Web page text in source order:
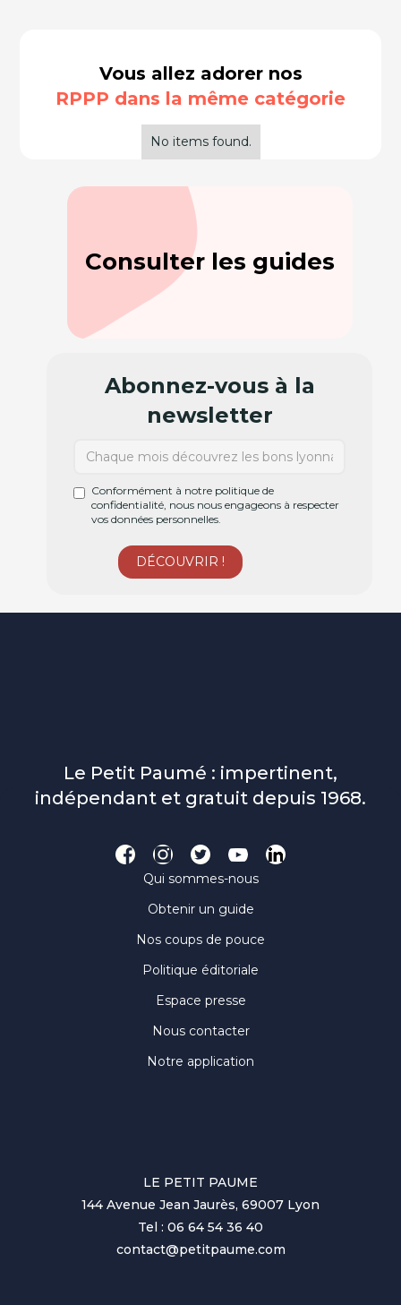
Vous allez adorer nos
RPPP dans la même catégorie
No items found.
Consulter les guides
Abonnez-vous à la
newsletter
Conformément à notre politique de
confidentialité, nous nous engageons à respecter
vos données personnelles.
Le Petit Paumé : impertinent,
indépendant et gratuit depuis 1968.
Qui sommes-nous
Obtenir un guide
Nos coups de pouce
Politique éditoriale
Espace presse
Nous contacter
Notre application
LE PETIT PAUME
144 Avenue Jean Jaurès, 69007 Lyon
Tel : 06 64 54 36 40
contact@petitpaume.com